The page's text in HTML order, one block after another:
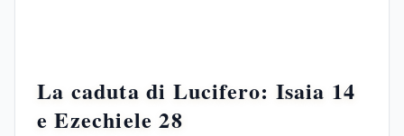
La caduta di Lucifero: Isaia 14
e Ezechiele 28